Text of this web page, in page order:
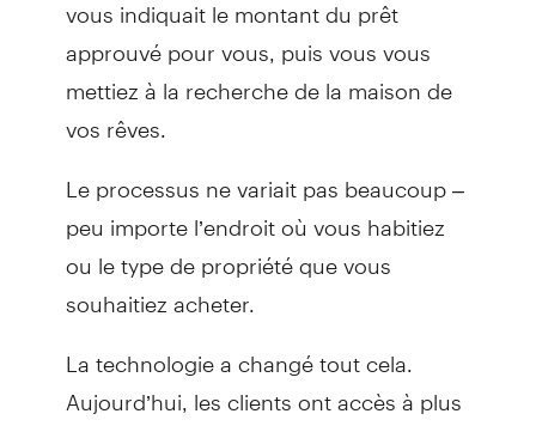
approuvé pour vous, puis vous vous
mettiez à la recherche de la maison de
vos rêves.
Le processus ne variait pas beaucoup –
peu importe l’endroit où vous habitiez
ou le type de propriété que vous
souhaitiez acheter.
La technologie a changé tout cela.
Aujourd’hui, les clients ont accès à plus